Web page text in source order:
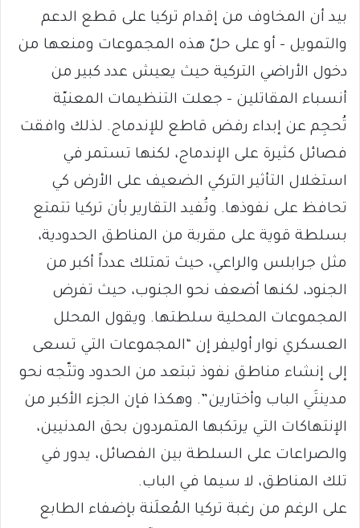
بيد أن المخاوف من إقدام تركيا على قطع الدعم
والتمويل – أو على حلّ هذه المجموعات ومنعها من
دخول الأراضي التركية حيث يعيش عدد كبير من
أنسباء المقاتلين – جعلت التنظيمات المعنيّة
تُحجِم عن إبداء رفض قاطع للإندماج. لذلك وافقت
فصائل كثيرة على الإندماج، لكنها تستمر في
استغلال التأثير التركي الضعيف على الأرض كي
تحافظ على نفوذها. وتُفيد التقارير بأن تركيا تتمتع
بسلطة قوية على مقربة من المناطق الحدودية،
مثل جرابلس والراعي، حيث تمتلك عدداً أكبر من
الجنود، لكنها أضعف نحو الجنوب، حيث تفرض
المجموعات المحلية سلطتها. ويقول المحلل
العسكري نوار أوليفر إن “المجموعات التي تسعى
إلى إنشاء مناطق نفوذ تبتعد من الحدود وتتّجه نحو
مدينتَي الباب وأختارين”. وهكذا فإن الجزء الأكبر من
الإنتهاكات التي يرتكبها المتمردون بحق المدنيين،
والصراعات على السلطة بين الفصائل، يدور في
تلك المناطق، لا سيما في الباب.
على الرغم من رغبة تركيا المُعلَنة بإضفاء الطابع